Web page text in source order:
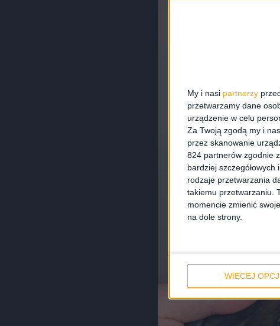
My i nasi partnerzy
przetwarzamy dane
urządzenie w celu
Za Twoją zgodą my i
przez skanowanie
824 partnerów zgodnie
bardziej
rodzaje przetwarzania
takiemu przetwarzaniu.
momencie zmienić
na dole strony.
WIĘCEJ